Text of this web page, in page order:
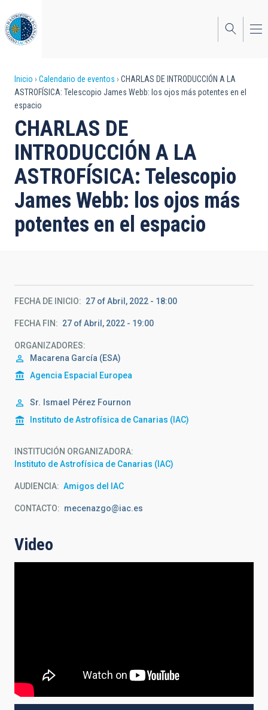
al
contenido
principal
Sobrescribir
enlaces
de
ayuda
a
la
navegación
Inicio Calendario de eventos
CHARLAS DE INTRODUCCIÓN A LA
ASTROFÍSICA: Telescopio James Webb: los ojos más potentes en el
espacio
CHARLAS DE
INTRODUCCIÓN A LA
ASTROFÍSICA: Telescopio
James Webb: los ojos más
potentes en el espacio
FECHA DE INICIO 27 of Abril, 2022 - 18:00
FECHA FIN 27 of Abril, 2022 - 19:00
ORGANIZADORES
Macarena García (ESA)
Agencia Espacial Europea
Sr. Ismael
Pérez Fournon
Instituto de Astrofísica de Canarias (IAC)
INSTITUCIÓN ORGANIZADORA
Instituto de Astrofísica de Canarias (IAC)
AUDIENCIA Amigos del IAC
CONTACTO mecenazgo@iac.es
Video